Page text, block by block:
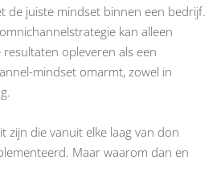
de juiste mindset binnen een bedrijf.
kan alleen
opleveren als een
mindset omarmt, zowel in
zijn die vanuit elke laag van don
Maar waarom dan en